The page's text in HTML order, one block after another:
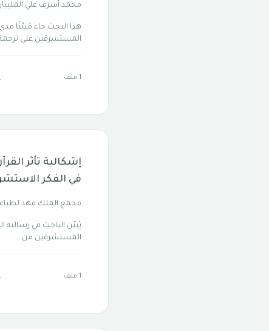
محمد أشرف علي
هذا البحث جاء مُبيّنًا
المستشرقين على
1 ملف
إشكالية تأثر
في الفكر
مجمع الملك فهد
يُبيّن الباحث في رسالته
المستشرقين من...
1 ملف